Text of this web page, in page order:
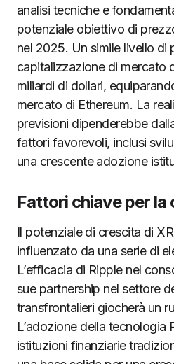
analisi tecniche e
potenziale obiettivo di
nel 2025. Un simile livello di
capitalizzazione di mercato
miliardi di dollari,
mercato di Ethereum. La
previsioni dipenderebbe
fattori favorevoli, inclusi
una crescente adozione
Fattori chiave per
Il potenziale di crescita di
influenzato da una serie di
L’efficacia di Ripple nel
sue partnership nel settore
transfrontalieri giocherà un
L’adozione della tecnologia
istituzioni finanziarie